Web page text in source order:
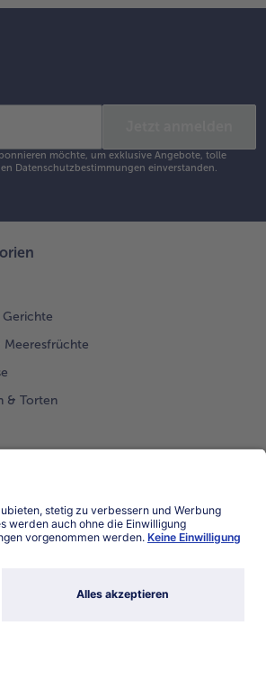
möchte, um exklusive Angebote, tolle
Datenschutzbestimmungen einverstanden.
Gerichte
Meeresfrüchte
& Torten